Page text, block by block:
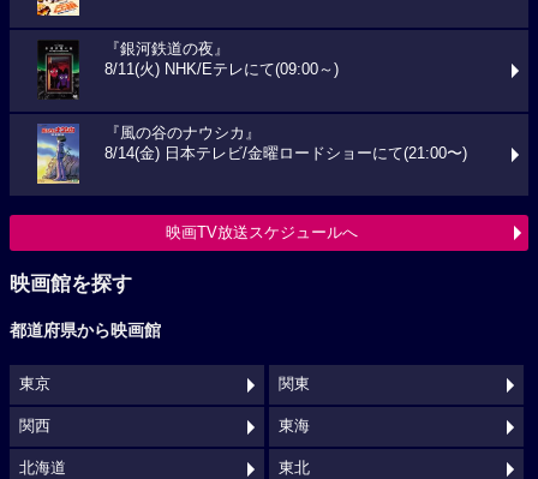
『銀河鉄道の夜』
8/11(火) NHK/Eテレにて(09:00～)
『風の谷のナウシカ』
8/14(金) 日本テレビ/金曜ロードショーにて(21:00〜)
映画TV放送スケジュールへ
映画館を探す
都道府県から映画館
東京 関東
関西 東海
北海道 東北